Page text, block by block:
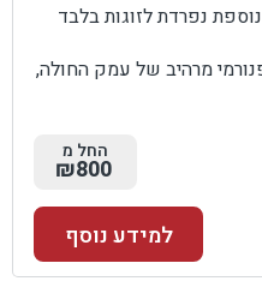
מרהיב של עמק החולה,
החל מ
₪800
למידע נוסף